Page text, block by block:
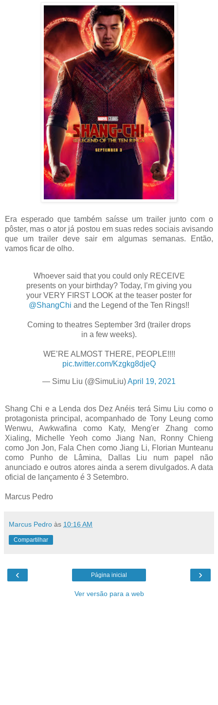
Era esperado que também saísse um trailer junto com o
pôster, mas o ator já postou em suas redes sociais avisando
que um trailer deve sair em algumas semanas. Então,
vamos ficar de olho.
Whoever said that you could only RECEIVE
presents on your birthday? Today, I’m giving you
your VERY FIRST LOOK at the teaser poster for
@ShangChi and the Legend of the Ten Rings!!
Coming to theatres September 3rd (trailer drops
in a few weeks).
WE’RE ALMOST THERE, PEOPLE!!!!
pic.twitter.com/Kzgkg8djeQ
— Simu Liu (@SimuLiu)April 19, 2021
Shang Chi e a Lenda dos Dez Anéis terá Simu Liu como o
protagonista principal, acompanhado de Tony Leung como
Wenwu, Awkwafina como Katy, Meng'er Zhang como
Xialing, Michelle Yeoh como Jiang Nan, Ronny Chieng
como Jon Jon, Fala Chen como Jiang Li, Florian Munteanu
como Punho de Lâmina, Dallas Liu num papel não
anunciado e outros atores ainda a serem divulgados. A data
oficial de lançamento é 3 Setembro.
Marcus Pedro
Marcus Pedro às 10:16 AM
Compartilhar
‹ ›
Página inicial
Ver versão para a web